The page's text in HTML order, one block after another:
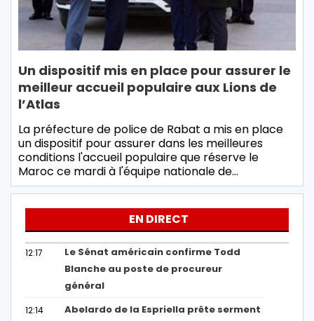
Un dispositif mis en place pour assurer le
meilleur accueil populaire aux Lions de
l’Atlas
La préfecture de police de Rabat a mis en place
un dispositif pour assurer dans les meilleures
conditions l'accueil populaire que réserve le
Maroc ce mardi à l'équipe nationale de…
EN DIRECT
12:17
Le Sénat américain confirme Todd
Blanche au poste de procureur
général
12:14
Abelardo de la Espriella prête serment